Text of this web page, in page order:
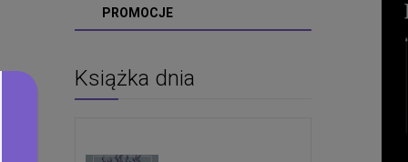
PROMOCJE
Książka dnia